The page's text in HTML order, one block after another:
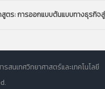
ตร: การออกแบบต้นแบบทางธุรกิจ
สนเทศวิทยาศาสตร์และเทคโนโลยี